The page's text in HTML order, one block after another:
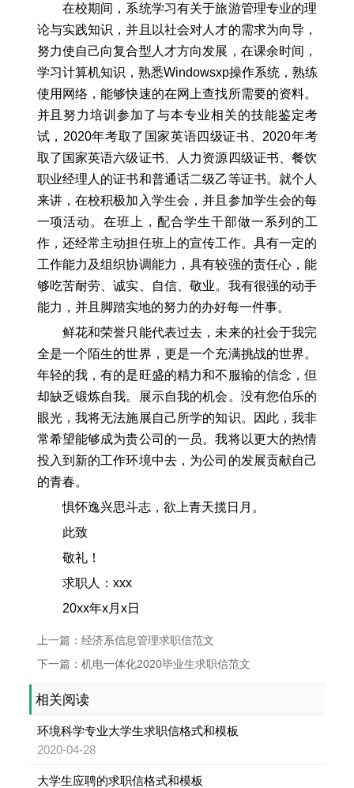
在校期间，系统学习有关于旅游管理专业的理
论与实践知识，并且以社会对人才的需求为向导，
努力使自己向复合型人才方向发展，在课余时间，
学习计算机知识，熟悉Windowsxp操作系统，熟练
使用网络，能够快速的在网上查找所需要的资料。
并且努力培训参加了与本专业相关的技能鉴定考
试，2020年考取了国家英语四级证书、2020年考
取了国家英语六级证书、人力资源四级证书、餐饮
职业经理人的证书和普通话二级乙等证书。就个人
来讲，在校积极加入学生会，并且参加学生会的每
一项活动。在班上，配合学生干部做一系列的工
作，还经常主动担任班上的宣传工作。具有一定的
工作能力及组织协调能力，具有较强的责任心，能
够吃苦耐劳、诚实、自信、敬业。我有很强的动手
能力，并且脚踏实地的努力的办好每一件事。
鲜花和荣誉只能代表过去，未来的社会于我完
全是一个陌生的世界，更是一个充满挑战的世界。
年轻的我，有的是旺盛的精力和不服输的信念，但
却缺乏锻炼自我。展示自我的机会。没有您伯乐的
眼光，我将无法施展自己所学的知识。因此，我非
常希望能够成为贵公司的一员。我将以更大的热情
投入到新的工作环境中去，为公司的发展贡献自己
的青春。
惧怀逸兴思斗志，欲上青天揽日月。
此致
敬礼！
求职人：xxx
20xx年x月x日
上一篇：经济系信息管理求职信范文
下一篇：机电一体化2020毕业生求职信范文
相关阅读
环境科学专业大学生求职信格式和模板
2020-04-28
大学生应聘的求职信格式和模板